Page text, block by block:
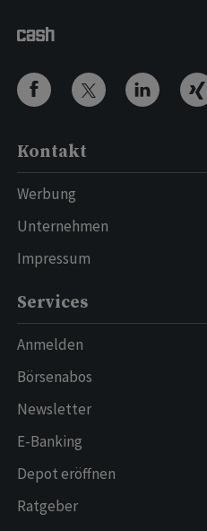
Kontakt
Werbung
Unternehmen
Impressum
Services
Anmelden
Börsenabos
Newsletter
E-Banking
Depot eröffnen
Ratgeber